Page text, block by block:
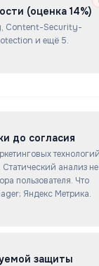
(оценка 14%)
Content-Security-
и ещё 5.
до согласия
анализ не
пользователя. Что
Яндекс Метрика.
защиты